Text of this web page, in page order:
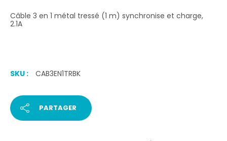
Câble 3 en 1 métal tressé (1 m) synchronise et charge,
2.1A
SKU : CAB3EN1TRBK
PARTAGER